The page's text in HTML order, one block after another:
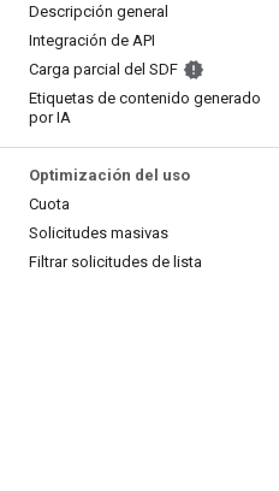
Descripción general
Integración de API
Carga parcial del SDF
Etiquetas de contenido generado
por IA
Optimización del uso
Cuota
Solicitudes masivas
Filtrar solicitudes de lista